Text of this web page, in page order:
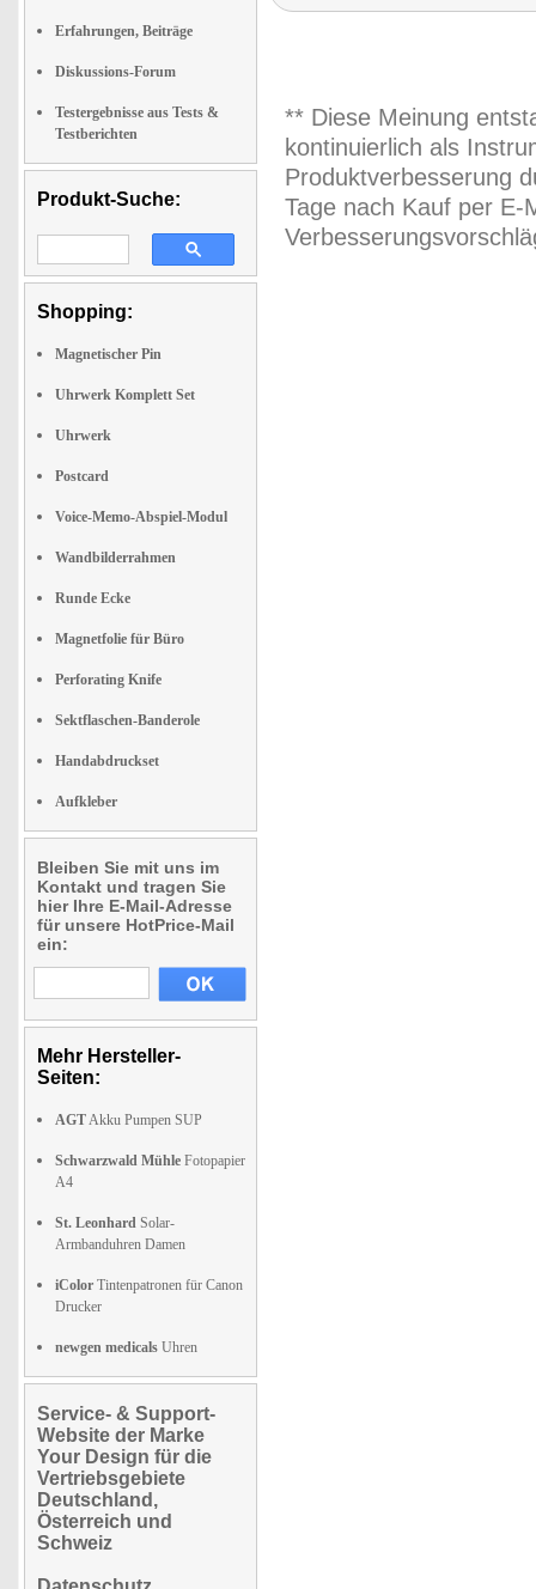
Erfahrungen, Beiträge
Diskussions-Forum
Testergebnisse aus Tests &
Testberichten
Produkt-Suche:
Shopping:
Magnetischer Pin
Uhrwerk Komplett Set
Uhrwerk
Postcard
Voice-Memo-Abspiel-Modul
Wandbilderrahmen
Runde Ecke
Magnetfolie für Büro
Perforating Knife
Sektflaschen-Banderole
Handabdruckset
Aufkleber
Bleiben Sie mit uns im
Kontakt und tragen Sie
hier Ihre E-Mail-Adresse
für unsere HotPrice-Mail
ein:
Mehr Hersteller-
Seiten:
AGTAkku Pumpen SUP
Schwarzwald Mühle Fotopapier
A4
St. Leonhard Solar-
Armbanduhren Damen
iColor Tintenpatronen für Canon
Drucker
newgen medicals Uhren
Service- & Support-
Website der Marke
Your Design für die
Vertriebsgebiete
Deutschland,
Österreich und
Schweiz
** Diese Meinung
kontinuierlich als
Produktverbesserung
Tage nach Kauf per E-